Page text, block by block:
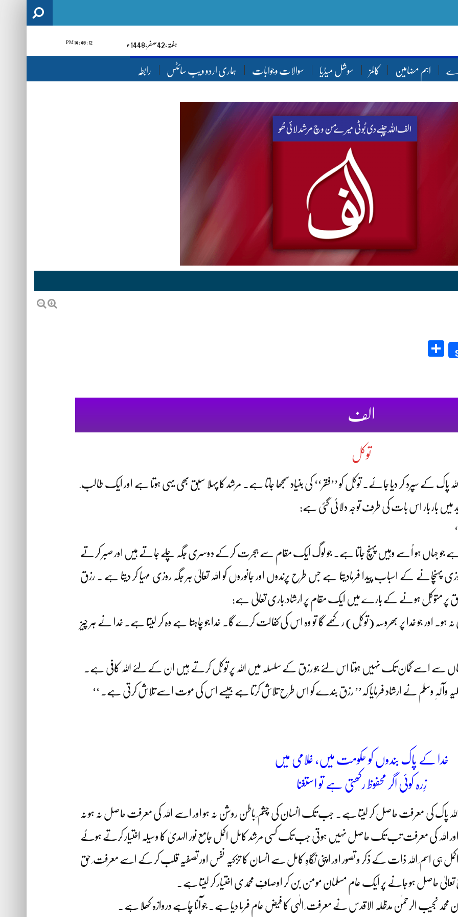
12 : 40 : 15 PM ہفتہ‬‮, 24صفر‬, 1448ء
اہم مضامین کالمز سوشل میڈیا سوالات وجوابات ہماری اردو ویب سائٹس رابطہ
الف
توکل
کے سپرد کر دیا جائے۔ توکّل کو ’’فقر‘‘ کی بنیاد سمجھا جاتا ہے۔ مرشد کا پہلا سبق بھی یہی ہوتا ہے اور ایک طالب
میں بار بار اس بات کی طرف توجہ دلائی گئی ہے:
جو جہاں ہو اُسے وہیں پہنچ جاتا ہے۔ جو لوگ ایک مقام سے ہجرت کرکے دوسری جگہ چلے جاتے ہیں اور صبر کرتے
کے اسباب پیدا فرمادیتا ہے جس طرح پرندوں اور جانوروں کو اللہ تعالیٰ ہر جگہ روزی مہیا کر دیتا ہے ۔ رزق
پر متوکّل ہونے کے بارے میں ایک مقام پر ارشاد ِ باری تعالیٰ ہے:
اور جو خدا پر بھروسہ (توکّل) رکھے گا تو وہ اس کی کفالت کرے گا۔ خدا جو چاہتا ہے وہ کر لیتا ہے۔ خدا نے ہر چیز
جہاں سے اسے گمان تک نہیں ہوتا اس لئے جو رزق کے سلسلہ میں اللہ پر توکّل کرتے ہیں ان کے لئے اللہ کافی ہے۔
وسلم نے ارشاد فرمایا کہ’’ رزق بندے کو اس طرح تلاش کرتا ہے جیسے اس کی موت اسے تلاش کرتی ہے۔ ‘‘
خدا کے پاک بندوں کو حکومت میں، غلامی میں
زِرہ کوئی اگر محفوظ رکھتی ہے تو استغنا
کی معرفت حاصل کر لیتا ہے۔ جب تک انسان کی چشم ِ باطن روشن نہ ہو اور اسے اللہ کی معرفت حاصل نہ ہو نہ
اللہ کی معرفت تب تک حاصل نہیں ہوتی جب تک کسی مرشد کامل اکمل جامع نور الہدیٰ کا وسیلہ اختیار کرتے ہوئے
اسم ِ اللہ ذات کے ذکر و تصور اور اپنی نگاہِ کامل سے انسان کا تزکیہ نفس اور تصفیہ قلب کر کے اسے معرفت ِ حق
حاصل ہو جانے پر ایک عام مسلمان مومن بن کر اوصافِ محمدی اختیار کر لیتا ہے۔
نجیب الرحمٰن مدظلہ الاقدس نے معرفت ِ الٰہی کا فیض عام فرما دیا ہے۔ جو آنا چاہے دروازہ کھلا ہے۔